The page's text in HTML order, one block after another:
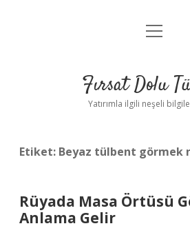
Gizlilik Politikası
Yasal Uyarı
menüyü
Fırsat Dolu
Yatırımla ilgili neşeli
Etiket: Beyaz tülbent görmek
Rüyada Masa Örtüsü
Anlama Gelir